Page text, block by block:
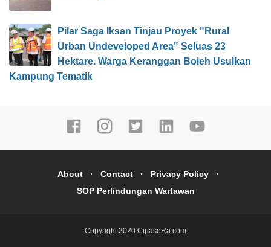
Pilar Saga Iksan Tinjau Proyek "Rural
Urban Undeveloped Area" Seluas 23
Hektare. Warga Keranggan Boleh Usulkan
Kampung Tematik
About Contact
Privacy Policy
SOP Perlindungan Wartawan
Copyright 2020 CipaseRa.com